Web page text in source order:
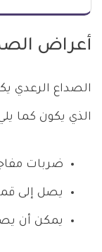
أعراض
الصداع الرعدي
الذي يكون كما
ضربات
يصل إلى قمته
يمكن أن